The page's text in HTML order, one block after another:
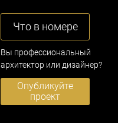
Что в номере
Вы профессиональный
архитектор или дизайнер?
Опубликуйте
проект